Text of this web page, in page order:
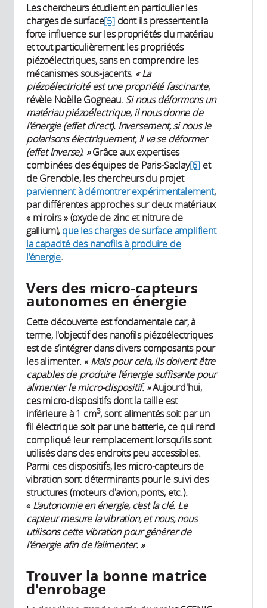
Les chercheurs étudient en particulier les
charges de surface[5]dont ils pressentent la
forte influence sur les propriétés du matériau
et tout particulièrement les propriétés
piézoélectriques, sans en comprendre les
mécanismes sous-jacents. « La
piézoélectricité est une propriété fascinante,
révèle Noëlle Gogneau. Si nous déformons un
matériau piézoélectrique, il nous donne de
l'énergie(effet direct). Inversement, si nous le
polarisons électriquement, il va se déformer
(effet inverse). »Grâce aux expertises
combinées des équipes de Paris-Saclay[6] et
de Grenoble, les chercheurs du projet
parviennent à démontrer expérimentalement,
par différentes approches sur deux matériaux
« miroirs » (oxyde de zinc et nitrure de
gallium), que les charges de surface amplifient
la capacité des nanofils à produire de
l'énergie.
Vers des micro-capteurs
autonomes en énergie
Cette découverte est fondamentale car, à
terme, l'objectif des nanofils piézoélectriques
est de s’intégrer dans divers composants pour
les alimenter. « Mais pour cela,ils doivent être
capables de produire l'énergie suffisante pour
alimenter le micro-dispositif. »Aujourd'hui,
ces micro-dispositifs dont la taille est
inférieure à 1 cm3, sont alimentés soit par un
fil électrique soit par une batterie, ce qui rend
compliqué leur remplacement lorsqu’ils sont
utilisés dans des endroits peu accessibles.
Parmi ces dispositifs, les micro-capteurs de
vibration sont déterminants pour le suivi des
structures (moteurs d'avion, ponts, etc.).
« L'autonomie en énergie, c’est la clé. Le
capteur mesure la vibration, et nous, nous
utilisons cette vibration pour générer de
l'énergie afin de l’alimenter. »
Trouver la bonne matrice
d'enrobage